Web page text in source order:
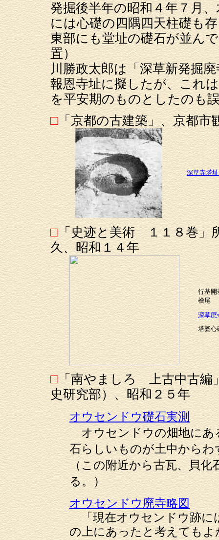
発掘後半年の昭和４年７月
には心礎の四隅四天柱礎も
東部にも堂址の礎石が並ん
置）
川勝政太郎は「深草新発掘
報恩寺址に擬したが、これ
を平安期のものとしたのも
□「京都の古建築」、京都市
深草寺塔
□「史迹と美術 １１８巻」
久、昭和１４年
行基開
檜尾
深草廃
塔婆心
□「南やましろ 上古中古編
史研究部）、昭和２５年
オウセンドウ礎石実測
オウセンドウの畑地にあ
石らしいものが土中から
（この附近から古瓦、貝化
る。）
オウセンドウ廃寺略図
「現在オウセンドウ跡に
の上にあったと考えてもよ